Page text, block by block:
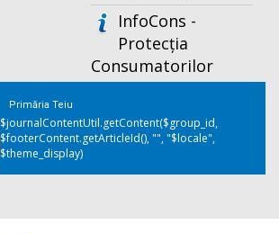
InfoCons -
Protecția
Consumatorilor
Primăria Teiu
$journalContentUtil.getContent($group_id,
$footerContent.getArticleId(), "", "$locale",
$theme_display)